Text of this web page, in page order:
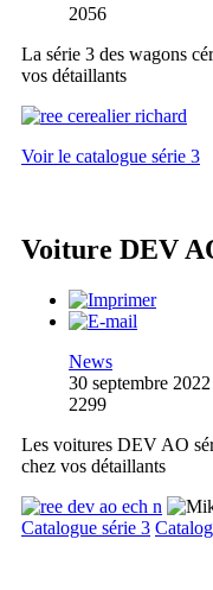
2056
La série 3 des wagons
vos détaillants
Voir le catalogue série 3
Voiture DEV
News
30 septembre 2022
2299
Les voitures DEV AO
chez vos détaillants
Catalogue série 3